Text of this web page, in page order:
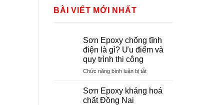
BÀI VIẾT MỚI NHẤT
Sơn Epoxy chống tĩnh
điện là gì? Ưu điểm và
quy trình thi công
Chức năng bình luận bị tắtở
Epoxy
chống
Sơn Epoxy kháng hoá
chất Đồng Nai